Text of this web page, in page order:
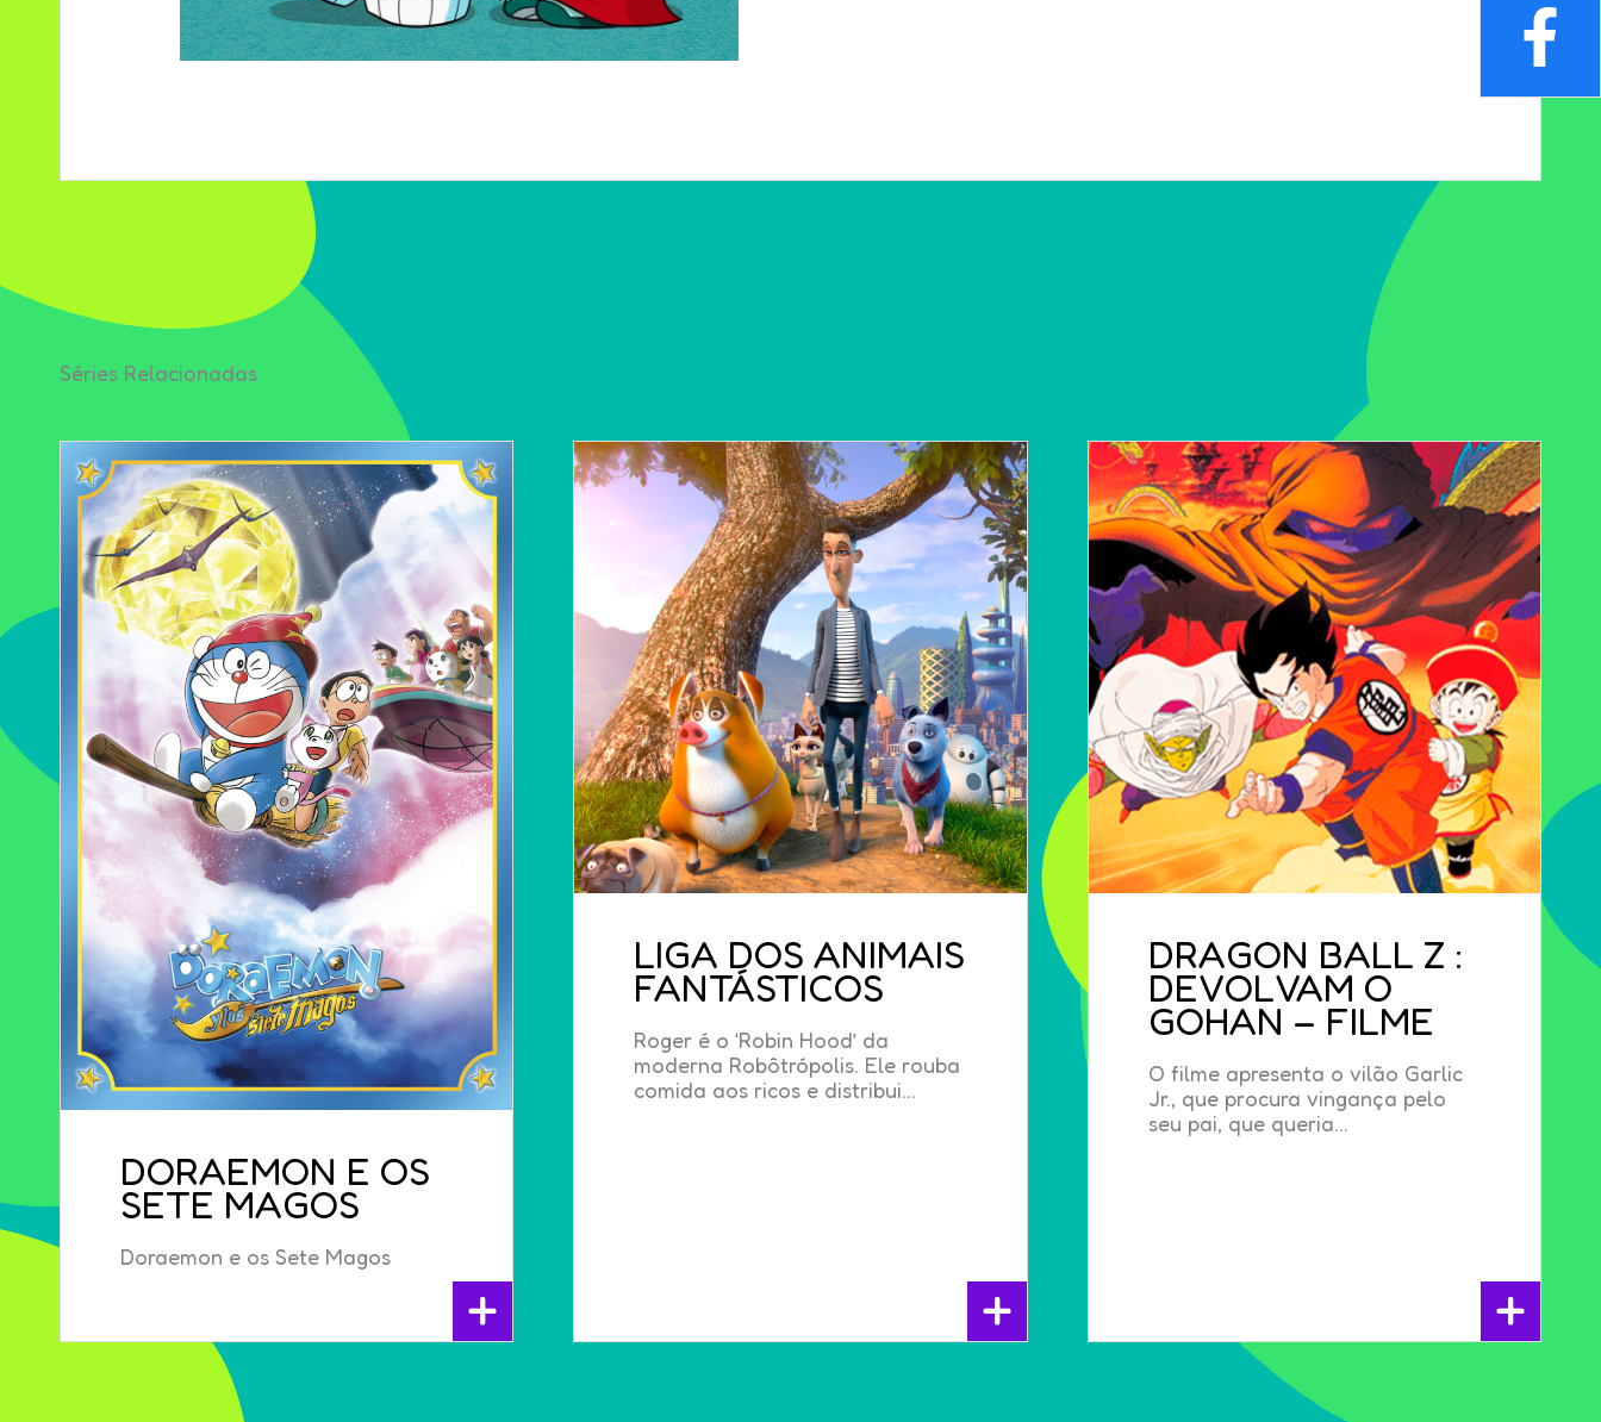
Séries Relacionadas
DORAEMON E OS
SETE MAGOS
Doraemon e os Sete Magos
+
LIGA DOS ANIMAIS
FANTÁSTICOS
Roger é o ‘Robin Hood’ da
moderna Robôtrópolis. Ele rouba
comida aos ricos e distribui...
+
DRAGON BALL Z :
DEVOLVAM O
GOHAN – FILME
O filme apresenta o vilão Garlic
Jr., que procura vingança pelo
seu pai, que queria...
+